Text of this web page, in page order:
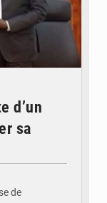
d’un
sa
de